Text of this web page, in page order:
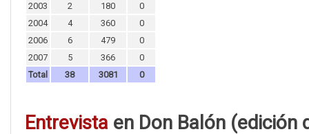
2003
2 180
0
2004
4 360
0
2006
6 479
0
2007
5 366
0
Total
38 3081 0
Entrevista en Don Balón (edición